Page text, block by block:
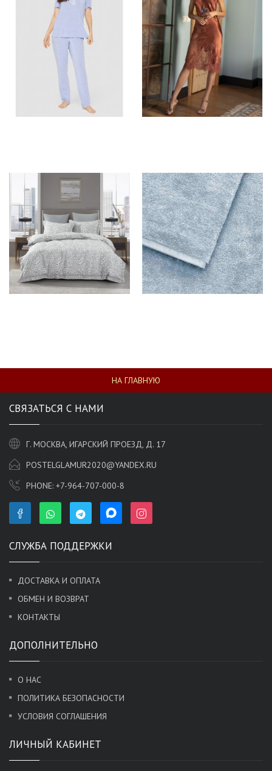
НА ГЛАВНУЮ
СВЯЗАТЬСЯ С НАМИ
Г. МОСКВА, ИГАРСКИЙ ПРОЕЗД, Д. 17
POSTELGLAMUR2020@YANDEX.RU
PHONE: +7-964-707-000-8
СЛУЖБА ПОДДЕРЖКИ
ДОСТАВКА И ОПЛАТА
ОБМЕН И ВОЗВРАТ
КОНТАКТЫ
ДОПОЛНИТЕЛЬНО
О НАС
ПОЛИТИКА БЕЗОПАСНОСТИ
УСЛОВИЯ СОГЛАШЕНИЯ
ЛИЧНЫЙ КАБИНЕТ